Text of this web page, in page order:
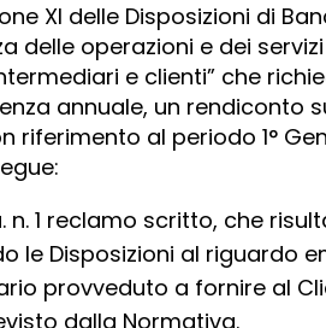
XI delle Disposizioni di
delle operazioni e dei
e clienti” che
annuale, un rendiconto
riferimento al periodo 1°
n. 1 reclamo scritto, che
le Disposizioni al riguardo
provveduto a fornire al
dalla Normativa.